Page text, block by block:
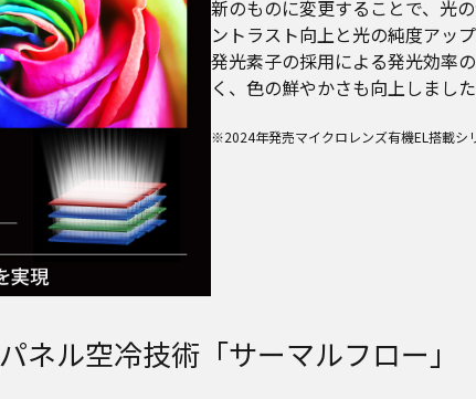
新のものに変更することで、光
ントラスト向上と光の純度アッ
発光素子の採用による発光効率
く、色の鮮やかさも向上しまし
※2024年発売マイクロレンズ有機EL搭載シ
パネル空冷技術「サーマルフロー」